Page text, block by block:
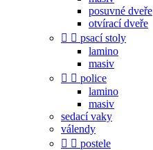
posuvné dveře
otvírací dveře
  psací stoly
lamino
masiv
  police
lamino
masiv
sedací vaky
válendy
  postele